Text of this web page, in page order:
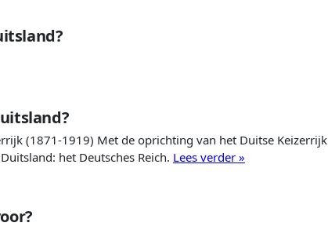
(1871-1919) Met de oprichting van het Duitse Keizerrijk
het Deutsches Reich. Lees verder »